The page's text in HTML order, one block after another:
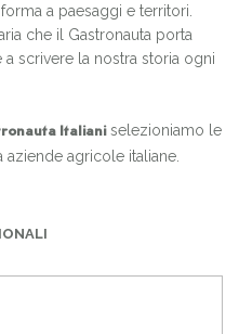
a paesaggi e territori.
che il Gastronauta porta
scrivere la nostra storia ogni
Italianiselezioniamo le
agricole italiane.